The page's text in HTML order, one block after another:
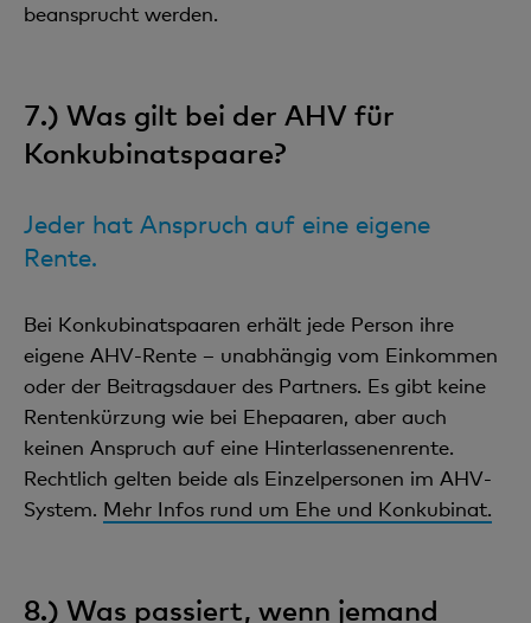
beansprucht werden.
7.) Was gilt bei der AHV für
Konkubinatspaare?
Jeder hat Anspruch auf eine eigene
Rente.
Bei Konkubinatspaaren erhält jede Person ihre
eigene AHV-Rente – unabhängig vom Einkommen
oder der Beitragsdauer des Partners. Es gibt keine
Rentenkürzung wie bei Ehepaaren, aber auch
keinen Anspruch auf eine Hinterlassenenrente.
Rechtlich gelten beide als Einzelpersonen im AHV-
System. Mehr Infos rund um Ehe und Konkubinat.
8.) Was passiert, wenn jemand